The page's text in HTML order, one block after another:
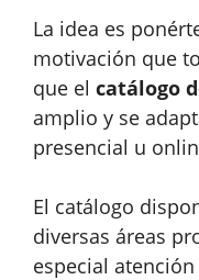
La idea es
motivación que
que el catálogo
amplio y se
presencial u
El catálogo
diversas áreas
especial